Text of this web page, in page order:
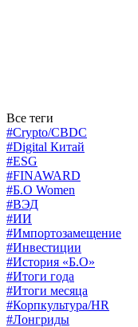
Все теги
#Crypto/CBDC
#Digital Китай
#ESG
#FINAWARD
#Б.О Women
#ВЭД
#ИИ
#Импортозамещение
#Инвестиции
#История «Б.О»
#Итоги года
#Итоги месяца
#Корпкультура/HR
#Лонгриды